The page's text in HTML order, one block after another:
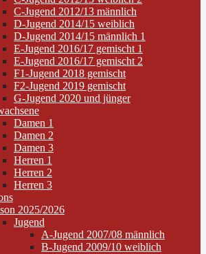
C-Jugend 2012/13 männlich
D-Jugend 2014/15 weiblich
D-Jugend 2014/15 männlich 1
E-Jugend 2016/17 gemischt 1
E-Jugend 2016/17 gemischt 2
F1-Jugend 2018 gemischt
F2-Jugend 2019 gemischt
G-Jugend 2020 und jünger
Damen 1
Damen 2
Damen 3
Herren 1
Herren 2
Herren 3
2025/2026
Jugend
A-Jugend 2007/08 männlich
B-Jugend 2009/10 weiblich